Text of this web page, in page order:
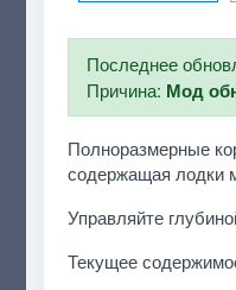
Последнее
Причина: Мод
Полноразмерные
содержащая лодки
Управляйте
Текущее